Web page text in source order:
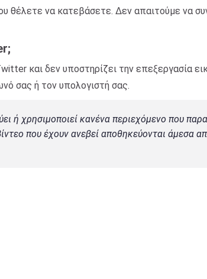
να κατεβάσετε. Δεν απαιτούμε να
και δεν υποστηρίζει την επεξεργασία
σας ή τον υπολογιστή σας.
χρησιμοποιεί κανένα περιεχόμενο που
που έχουν ανεβεί αποθηκεύονται άμεσα